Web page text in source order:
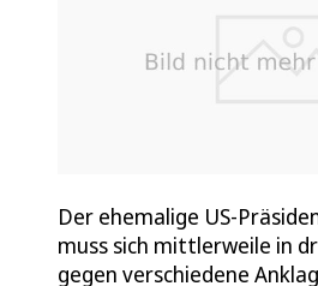
Der ehemalige US-
muss sich mittlerweile in
gegen verschiedene